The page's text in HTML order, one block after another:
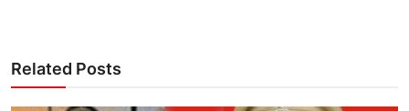
Related Posts